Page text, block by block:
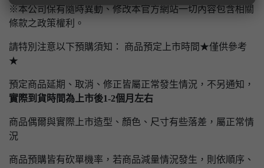
※本公司保有隨時異動、修改本官方網站一切內容包含相關
條款之政策權利。
請特別注意以下預購須知： 商品預定上市時間★僅供參考
★
預定商品延期、取消、修正皆屬正常發生情況，不另通知，
實際到貨時間為上市後1-2個月左右
商品偶爾與實際上市造型、顏色、尺寸有些落差，屬正常情
況
商品預購皆有砍單機率，若商品減量情況發生，則依順序、